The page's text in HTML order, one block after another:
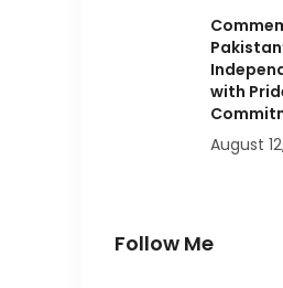
with
August
Follow Me